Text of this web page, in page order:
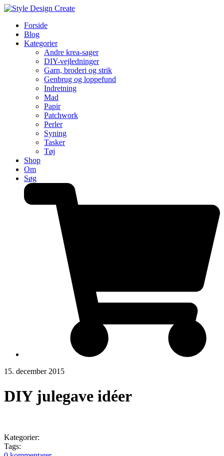
Forside
Blog
Kategorier
Andre krea-sager
DIY-vejledninger
Garn, broderi og strik
Genbrug og loppefund
Indretning
Mad
Papir
Patchwork
Perler
Syning
Tasker
Tøj
Shop
Om
Søg
15. december 2015
DIY julegave idéer
Kategorier:
Tags: